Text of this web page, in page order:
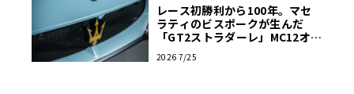
レース初勝利から100年。マセ
ラティのビスポークが生んだ
「GT2ストラダーレ」MC12オマ
2026 7/25